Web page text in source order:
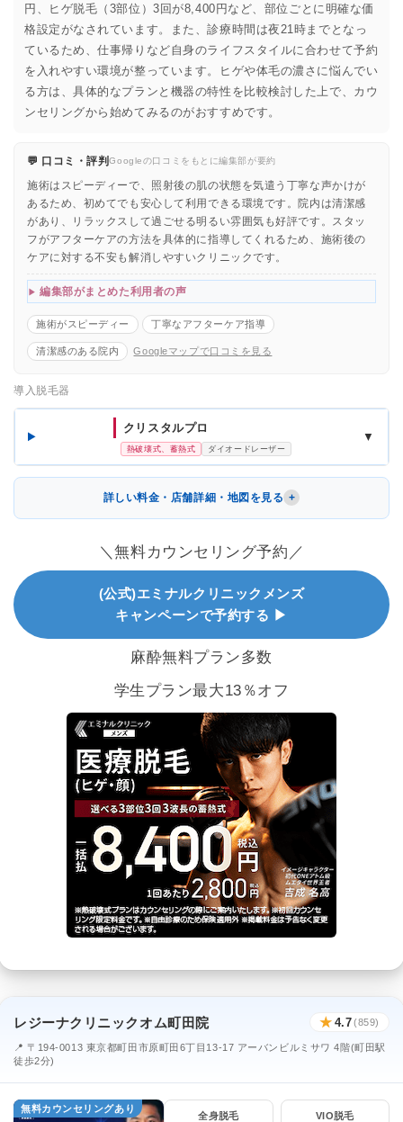
円、ヒゲ脱毛（3部位）3回が8,400円など、部位ごとに明確な価
格設定がなされています。また、診療時間は夜21時までとなっ
ているため、仕事帰りなど自身のライフスタイルに合わせて予約
を入れやすい環境が整っています。ヒゲや体毛の濃さに悩んでい
る方は、具体的なプランと機器の特性を比較検討した上で、カウ
ンセリングから始めてみるのがおすすめです。
💬 口コミ・評判Googleの口コミをもとに編集部が要約
施術はスピーディーで、照射後の肌の状態を気遣う丁寧な声かけが
あるため、初めてでも安心して利用できる環境です。院内は清潔感
があり、リラックスして過ごせる明るい雰囲気も好評です。スタッ
フがアフターケアの方法を具体的に指導してくれるため、施術後の
ケアに対する不安も解消しやすいクリニックです。
編集部がまとめた利用者の声
施術がスピーディー 丁寧なアフターケア指導
清潔感のある院内 Googleマップで口コミを見る
導入脱毛器
クリスタルプロ
熱破壊式、蓄熱式 ダイオードレーザー
▼
詳しい料金・店舗詳細・地図を見る
＼無料カウンセリング予約／
(公式)エミナルクリニックメンズ
キャンペーンで予約する ▶
麻酔無料プラン多数
学生プラン最大13％オフ
レジーナクリニックオム町田院 ★ 4.7(859)
📍 〒194-0013 東京都町田市原町田6丁目13-17 アーバンビルミサワ 4階(町田駅
徒歩2分)
無料カウンセリングあり
全身脱毛 VIO脱毛